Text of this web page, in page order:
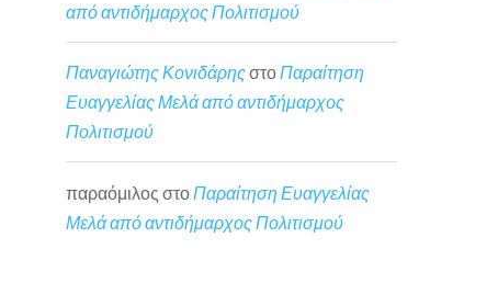
από αντιδήμαρχος Πολιτισμού
Παναγιώτης ΚονιδάρηςστοΠαραίτηση
Ευαγγελίας Μελά από αντιδήμαρχος
Πολιτισμού
παραόμιλος στο Παραίτηση Ευαγγελίας
Μελά από αντιδήμαρχος Πολιτισμού